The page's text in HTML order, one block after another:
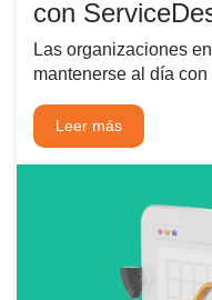
con
Las organizaciones
mantenerse al día
Leer más